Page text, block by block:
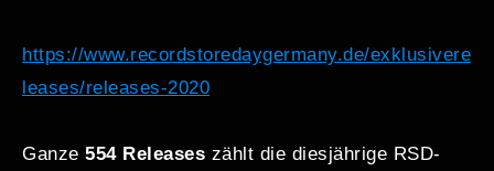
https://www.recordstoredaygermany.de/exklusivere
leases/releases-2020
Ganze 554 Releases zählt die diesjährige RSD-